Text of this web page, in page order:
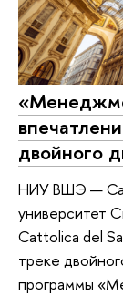
двойного
НИУ ВШЭ —
университет
Cattolica del
треке
программы